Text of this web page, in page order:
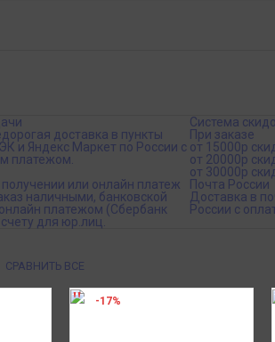
доставка в пункты
и Яндекс Маркет по России с
платежом.
Система
При заказе
от 15000р
от 20000р
от 30000р
или онлайн платеж
наличными, банковской
платежом (Сбербанк
для юр.лиц.
Почта России
Доставка в
России с
СРАВНИТЬ ВСЕ
-17%